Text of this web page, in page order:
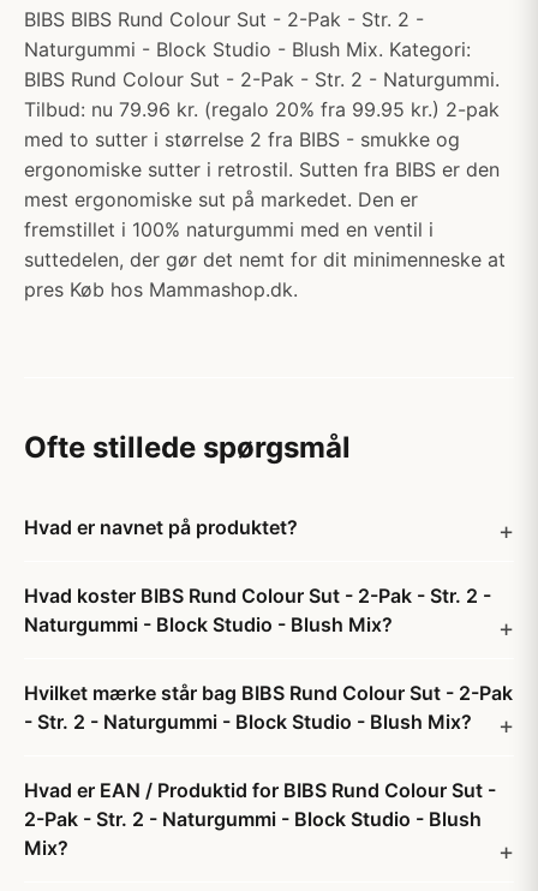
BIBS BIBS Rund Colour Sut - 2-Pak - Str. 2 -
Naturgummi - Block Studio - Blush Mix. Kategori:
BIBS Rund Colour Sut - 2-Pak - Str. 2 - Naturgummi.
Tilbud: nu 79.96 kr. (regalo 20% fra 99.95 kr.) 2-pak
med to sutter i størrelse 2 fra BIBS - smukke og
ergonomiske sutter i retrostil. Sutten fra BIBS er den
mest ergonomiske sut på markedet. Den er
fremstillet i 100% naturgummi med en ventil i
suttedelen, der gør det nemt for dit minimenneske at
pres Køb hos Mammashop.dk.
Ofte stillede spørgsmål
Hvad er navnet på produktet?
Hvad koster BIBS Rund Colour Sut - 2-Pak - Str. 2 -
Naturgummi - Block Studio - Blush Mix?
Hvilket mærke står bag BIBS Rund Colour Sut - 2-Pak
- Str. 2 - Naturgummi - Block Studio - Blush Mix?
Hvad er EAN / Produktid for BIBS Rund Colour Sut -
2-Pak - Str. 2 - Naturgummi - Block Studio - Blush
Mix?